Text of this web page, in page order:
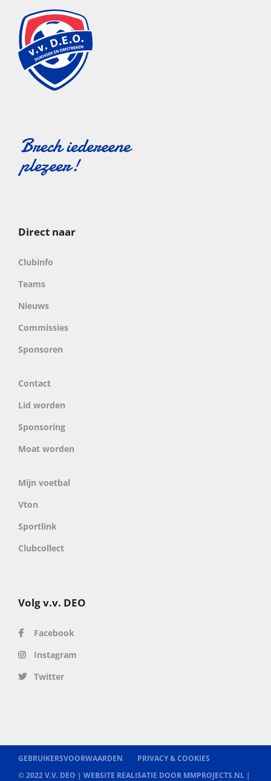
Direct naar
Clubinfo
Teams
Nieuws
Commissies
Sponsoren
Contact
Lid worden
Sponsoring
Moat worden
Mijn voetbal
Vton
Sportlink
Clubcollect
Volg v.v. DEO
Facebook
Instagram
Twitter
GEBRUIKERSVOORWAARDEN
PRIVACY & COOKIES
© 2022 V.V. DEO | WEBSITE REALISATIE DOOR MMPROJECTS.NL|